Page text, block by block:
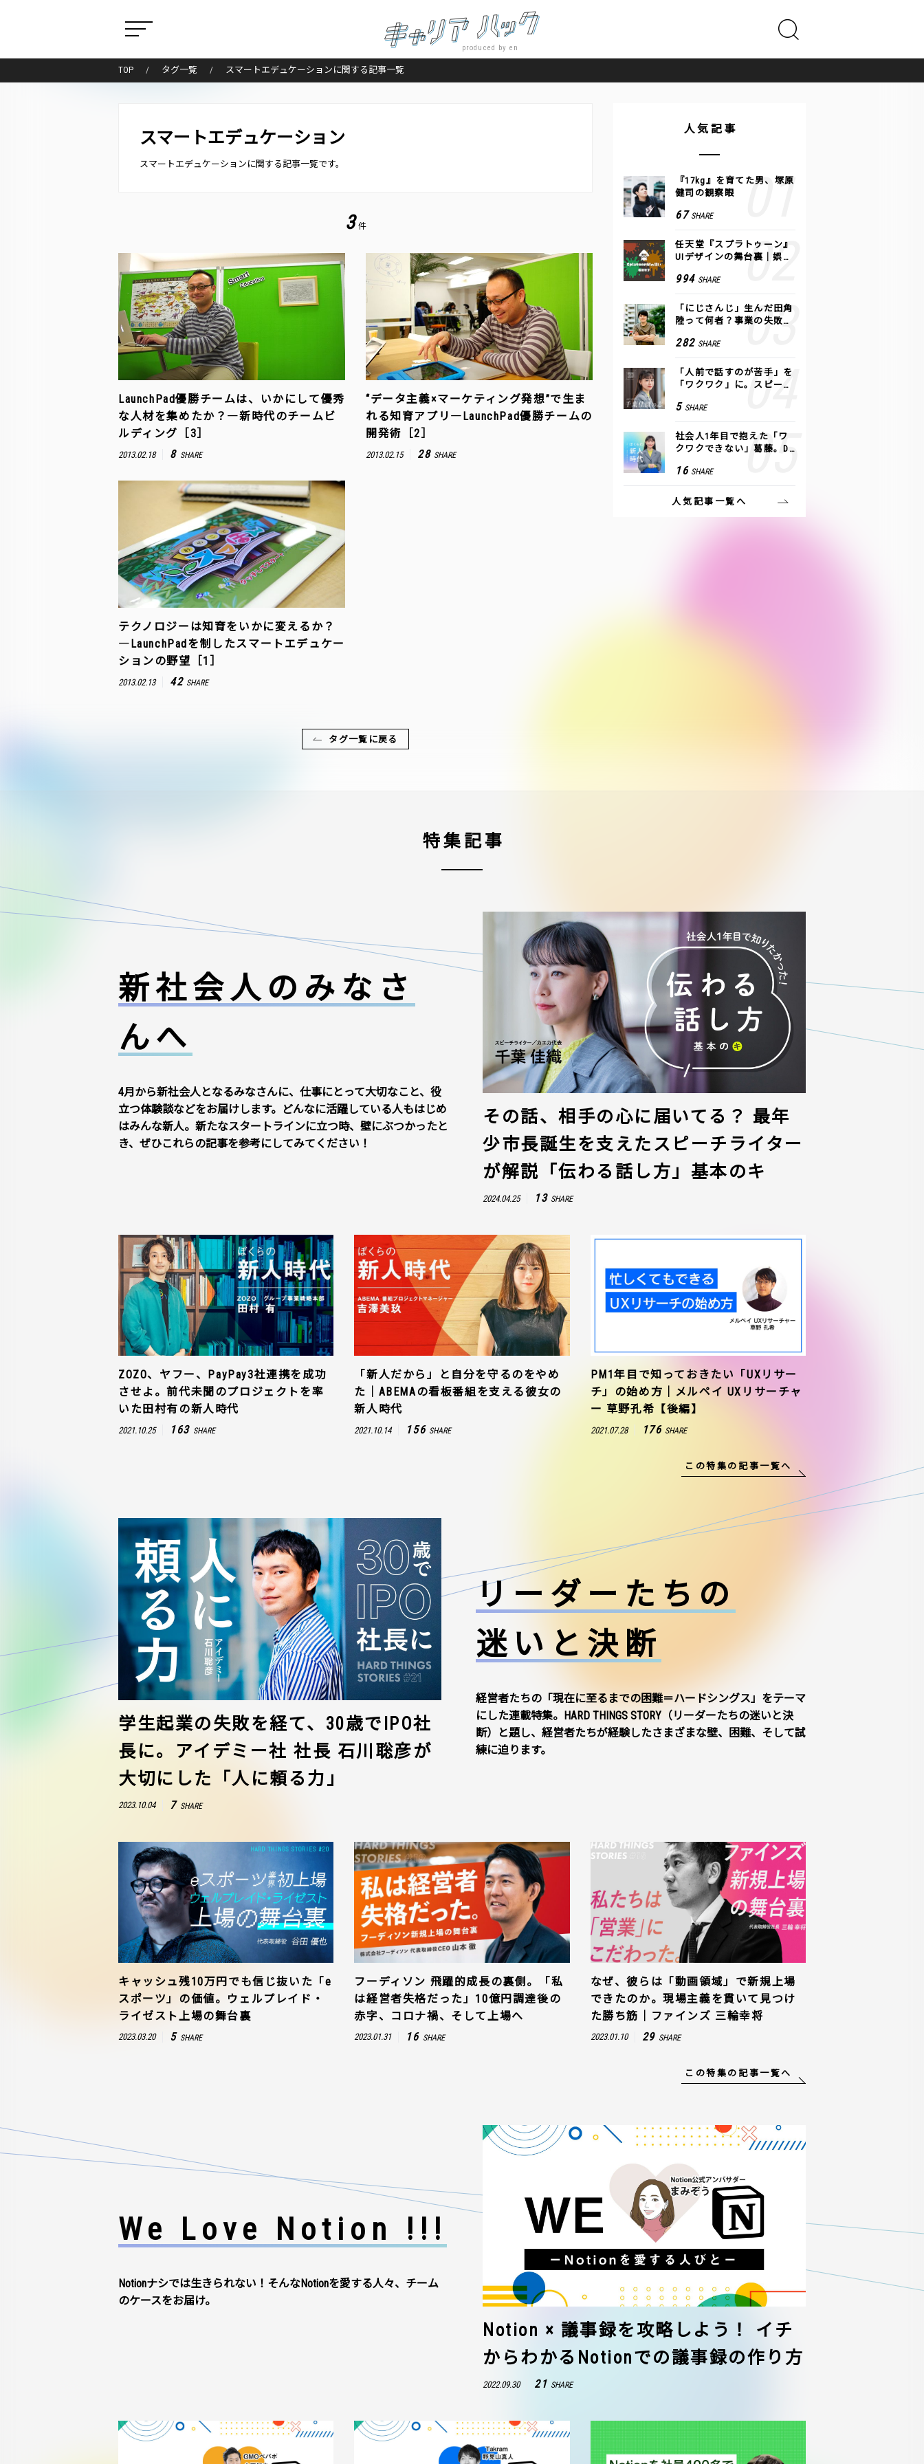
produced by en
TOP タグ一覧 スマートエデュケーションに関する記事一覧
スマートエデュケーション
スマートエデュケーションに関する記事一覧です。
3 件
LaunchPad優勝チームは、いかにして優秀
な人材を集めたか？―新時代のチームビ
ルディング［3］
2013.02.18 8 SHARE
“データ主義×マーケティング発想”で生ま
れる知育アプリ―LaunchPad優勝チームの
開発術［2］
2013.02.15 28 SHARE
テクノロジーは知育をいかに変えるか？
―LaunchPadを制したスマートエデュケー
ションの野望［1］
2013.02.13 42 SHARE
タグ一覧に戻る
人気記事
『17kg』を育てた男、塚原
健司の観察眼
67 SHARE
任天堂『スプラトゥーン』
UIデザインの舞台裏｜娯楽
994 SHARE
「にじさんじ」生んだ田角
陸って何者？事業の失敗
COLOR
282 SHARE
「人前で話すのが苦手」を
「ワクワク」に。スピーチ
方トレーニング」に込めた
5 SHARE
社会人1年目で抱えた「ワ
クワクできない」葛藤。De
つけた、私の生きる道
16 SHARE
人気記事一覧へ
特集記事
新社会人のみなさ
んへ
4月から新社会人となるみなさんに、仕事にとって大切なこと、役
立つ体験談などをお届けします。どんなに活躍している人もはじめ
はみんな新人。新たなスタートラインに立つ時、壁にぶつかったと
き、ぜひこれらの記事を参考にしてみてください！
その話、相手の心に届いてる？ 最年
少市長誕生を支えたスピーチライター
が解説「伝わる話し方」基本のキ
2024.04.25 13 SHARE
ZOZO、ヤフー、PayPay3社連携を成功
させよ。前代未聞のプロジェクトを率
いた田村有の新人時代
2021.10.25 163 SHARE
「新人だから」と自分を守るのをやめ
た｜ABEMAの看板番組を支える彼女の
新人時代
2021.10.14 156 SHARE
PM1年目で知っておきたい「UXリサー
チ」の始め方｜メルペイ UXリサーチャ
ー 草野孔希【後編】
2021.07.28 176 SHARE
この特集の記事一覧へ
リーダーたちの
迷いと決断
経営者たちの「現在に至るまでの困難＝ハードシングス」をテーマ
にした連載特集。HARD THINGS STORY（リーダーたちの迷いと決
断）と題し、経営者たちが経験したさまざまな壁、困難、そして試
練に迫ります。
学生起業の失敗を経て、30歳でIPO社
長に。アイデミー社 社長 石川聡彦が
大切にした「人に頼る力」
2023.10.04 7 SHARE
キャッシュ残10万円でも信じ抜いた「e
スポーツ」の価値。ウェルプレイド・
ライゼスト上場の舞台裏
2023.03.20 5 SHARE
フーディソン 飛躍的成長の裏側。「私
は経営者失格だった」10億円調達後の
赤字、コロナ禍、そして上場へ
2023.01.31 16 SHARE
なぜ、彼らは「動画領域」で新規上場
できたのか。現場主義を貫いて見つけ
た勝ち筋｜ファインズ 三輪幸将
2023.01.10 29 SHARE
この特集の記事一覧へ
We Love Notion !!!
Notionナシでは生きられない！そんなNotionを愛する人々、チーム
のケースをお届け。
Notion × 議事録を攻略しよう！ イチ
からわかるNotionでの議事録の作り方
2022.09.30 21 SHARE